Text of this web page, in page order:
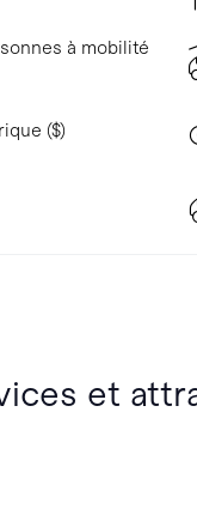
à mobilité
($)
et